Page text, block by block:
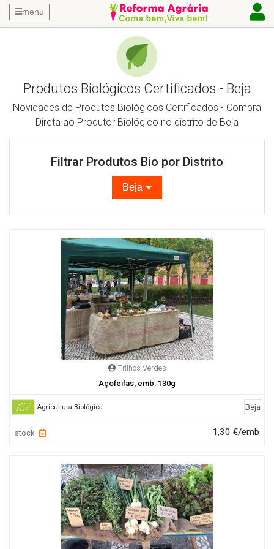
menu
Produtos Biológicos Certificados - Beja
Novidades de Produtos Biológicos Certificados - Compra
Direta ao Produtor Biológico no distrito de Beja
Filtrar Produtos Bio por Distrito
Beja
Trilhos Verdes
Açofeifas, emb. 130g
Agricultura Biológica Beja
stock 1,30 €/emb